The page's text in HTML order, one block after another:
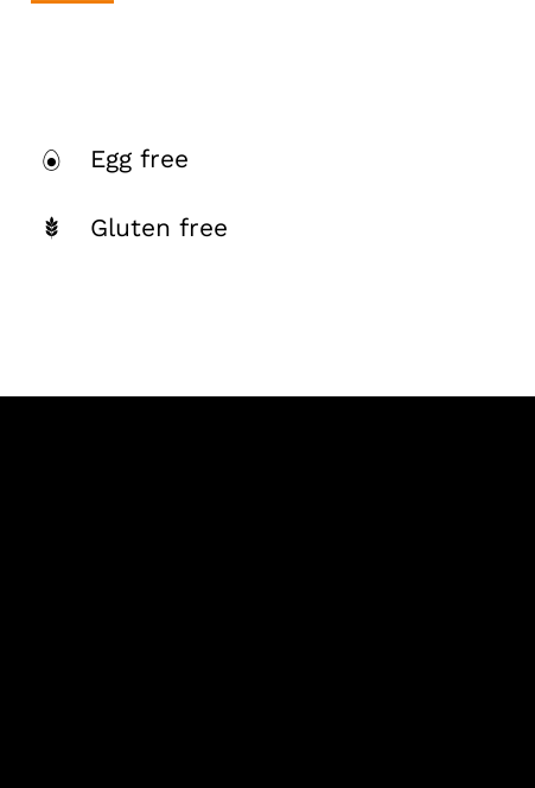
Egg free
Gluten free